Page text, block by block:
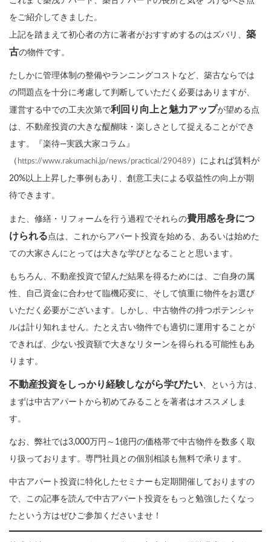
をご紹介してきました。
上記を踏まえて初心者の方に著者がおすすめするのはズバリ、 築
古の物件です。
たしかに管理体制の整備やランニングコストなど、築古ならでは
の問題点を十分に考慮して判断していただく必要はありますが、
運営する中での工夫次第で利回り向上と魅力アップが望める点
は、不動産投資の大きな醍醐味・楽しさとして捉えることができ
ます。『楽待―実践大家コラム』
（ https://www.rakumachi.jp/news/practical/290489 ）によれば賃料が
20%以上上昇した事例もあり、創意工夫による収益性の向上が期
待できます。
また、修繕・リフォームを行う過程でそれらの費用感を身につ
けられる点は、これからアパート投資を始める、あるいは始めた
ての大家さんにとっては大きな学びとなることと思います。
もちろん、不動産投資で望んだ結果を得るためには、ご自身の属
性、自己資金に合わせて臨機応変に、そして慎重に物件をお選び
いただく必要がございます。しかし、中古物件の持つポテンシャ
ルは計り知れません。たとえ古い物件でも適切に運用することが
できれば、少ない投資額で大きなリターンを得られる可能性もあ
ります。
不動産投資をしっかり経験しながら学びたい、という方は、
まずは中古アパートから初めてみることを著者はオススメしま
す。
なお、弊社では3,000万円～1億円の価格帯で中古物件を数多く取
り扱っております。専門社員との個別相談も無料で承ります。
中古アパート投資に特化したセミナーも定期開催しておりますの
で、この記事を読んで中古アパート投資をもっと勉強したくなっ
たという方はぜひご参加くださいませ！